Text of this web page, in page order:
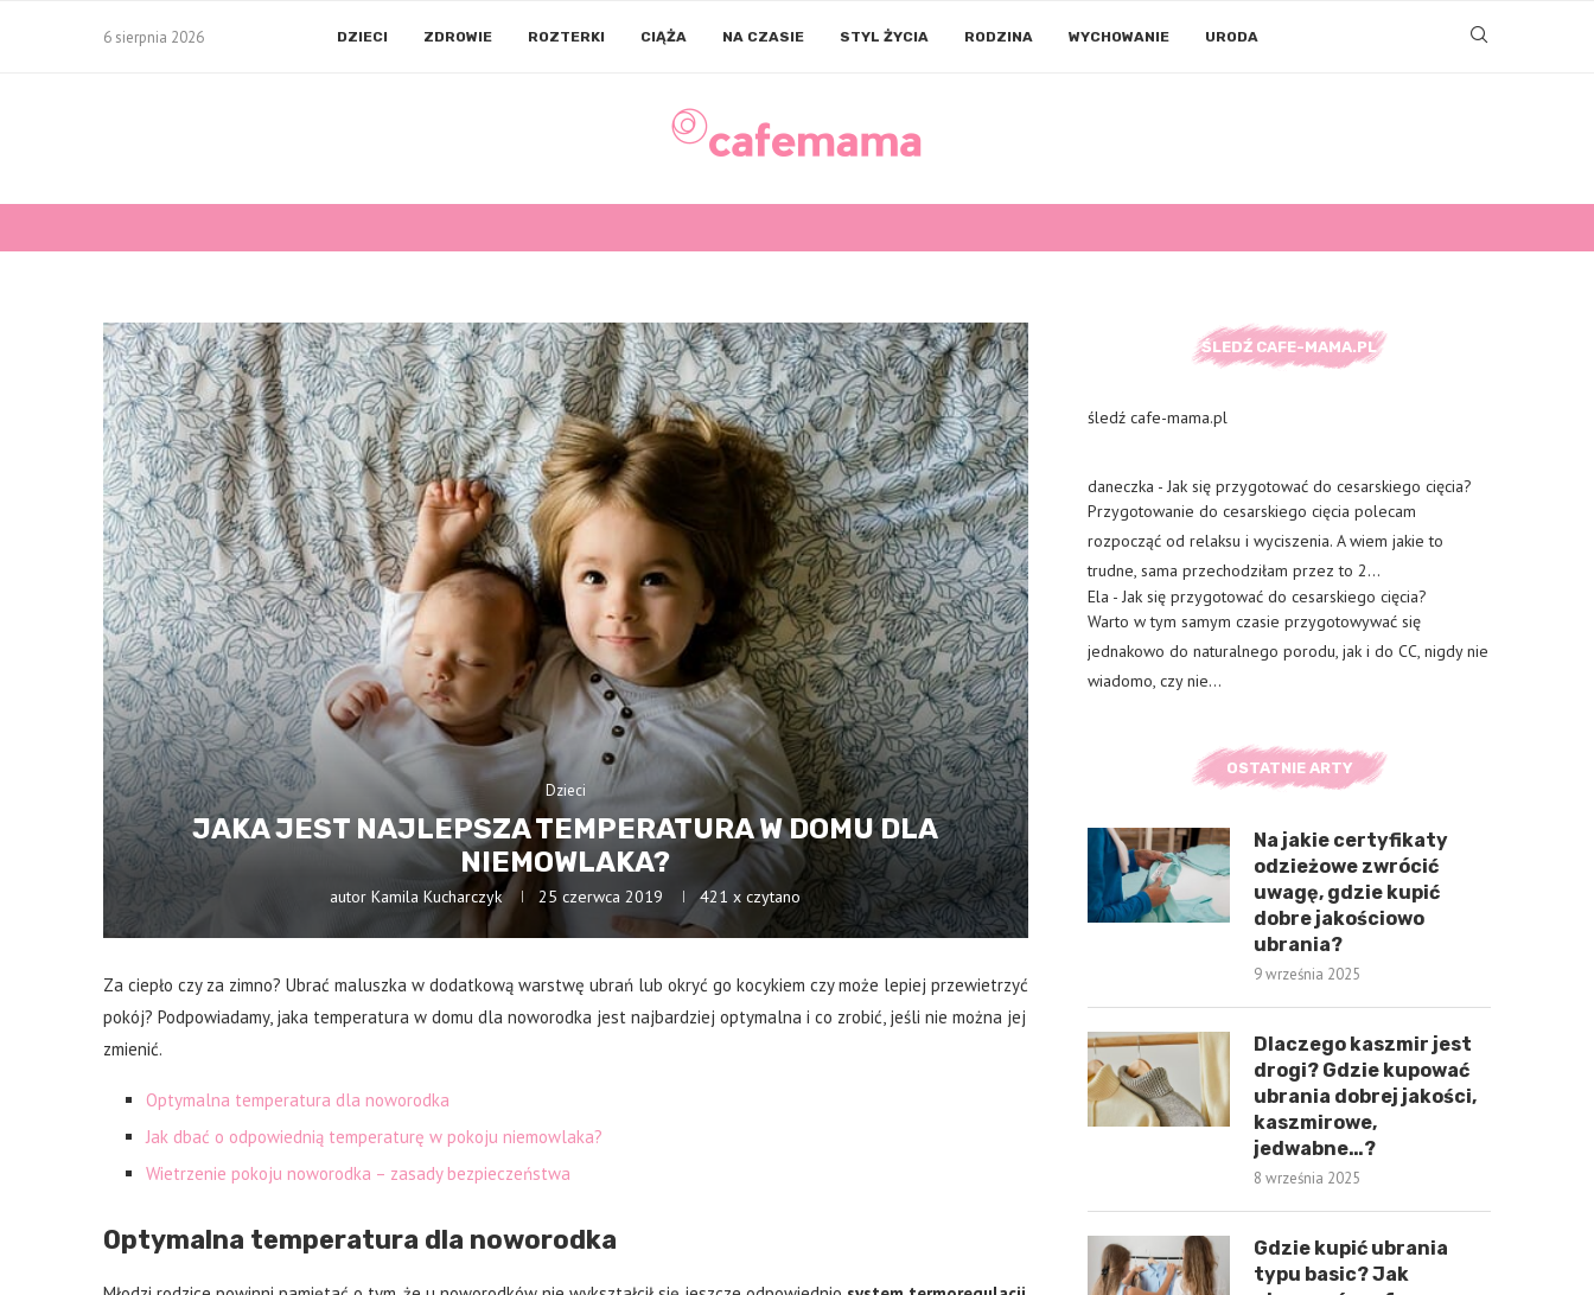
6 sierpnia 2026 DZIECI ZDROWIE ROZTERKI CIĄŻA NA CZASIE STYL ŻYCIA RODZINA WYCHOWANIE URODA
Dzieci
JAKA JEST NAJLEPSZA TEMPERATURA W DOMU DLA
NIEMOWLAKA?
autorKamila Kucharczyk 25 czerwca 2019 421 x czytano
Za ciepło czy za zimno? Ubrać maluszka w dodatkową warstwę ubrań lub okryć go kocykiem czy może lepiej przewietrzyć
pokój? Podpowiadamy, jaka temperatura w domu dla noworodka jest najbardziej optymalna i co zrobić, jeśli nie można jej
zmienić.
Optymalna temperatura dla noworodka
Jak dbać o odpowiednią temperaturę w pokoju niemowlaka?
Wietrzenie pokoju noworodka – zasady bezpieczeństwa
Optymalna temperatura dla noworodka
ŚLEDŹ CAFE-MAMA.PL
śledź cafe-mama.pl
daneczka - Jak się przygotować do cesarskiego cięcia?
Przygotowanie do cesarskiego cięcia polecam
rozpocząć od relaksu i wyciszenia. A wiem jakie to
trudne, sama przechodziłam przez to 2…
Ela - Jak się przygotować do cesarskiego cięcia?
Warto w tym samym czasie przygotowywać się
jednakowo do naturalnego porodu, jak i do CC, nigdy nie
wiadomo, czy nie…
OSTATNIE ARTY
Na jakie certyfikaty
odzieżowe zwrócić
uwagę, gdzie kupić
dobre jakościowo
ubrania?
9 września 2025
Dlaczego kaszmir jest
drogi? Gdzie kupować
ubrania dobrej jakości,
kaszmirowe,
jedwabne…?
8 września 2025
Gdzie kupić ubrania
typu basic? Jak